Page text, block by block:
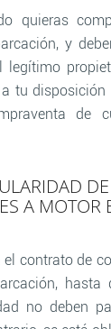
quieras
y
legítimo
tu disposición
de
DE
A MOTOR
el contrato de
hasta
no deben